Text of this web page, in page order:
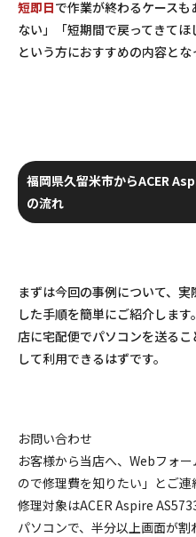
短即日で作業が終わるケース
ない」「短期間で戻ってきてほ
という方におすすめの内容とな
福岡県久留米市からACER
の流れ
まずは今回の事例について、
した手順を簡単にご紹介しま
店に宅配便でパソコンを送る
して利用できるはずです。
お問い合わせ
お客様から当店へ、Webフォ
ので修理費を知りたい」とご連
修理対象はACER Aspire
パソコンで、半分以上画面が割